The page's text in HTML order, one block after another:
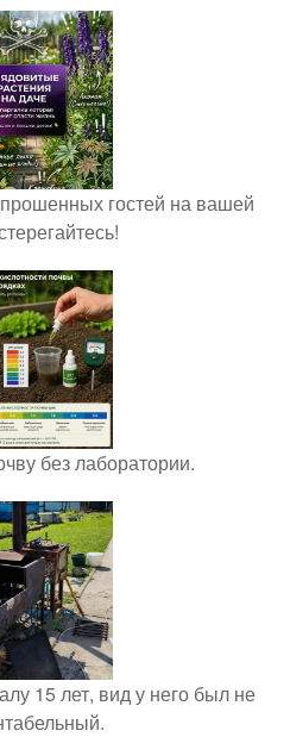
гостей на вашей
без лаборатории.
15 лет, вид у него был не